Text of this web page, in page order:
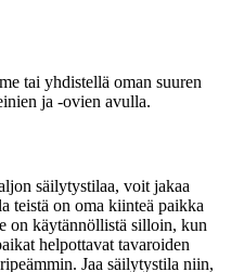
tai yhdistellä oman suuren
ja -ovien avulla.
säilytystilaa, voit jakaa
teistä on oma kiinteä paikka
on käytännöllistä silloin, kun
helpottavat tavaroiden
Jaa säilytystila niin,